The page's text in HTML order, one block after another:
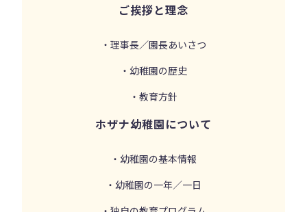
ご挨拶と理念
・理事長／園長あいさつ
・幼稚園の歴史
・教育方針
ホザナ幼稚園について
・幼稚園の基本情報
・幼稚園の一年／一日